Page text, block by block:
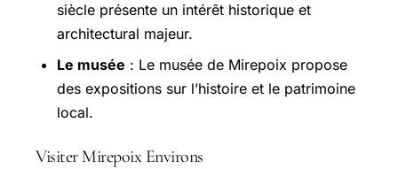
siècle présente un intérêt historique et
architectural majeur.
Le musée : Le musée de Mirepoix propose
des expositions sur l’histoire et le patrimoine
local.
Visiter Mirepoix Environs